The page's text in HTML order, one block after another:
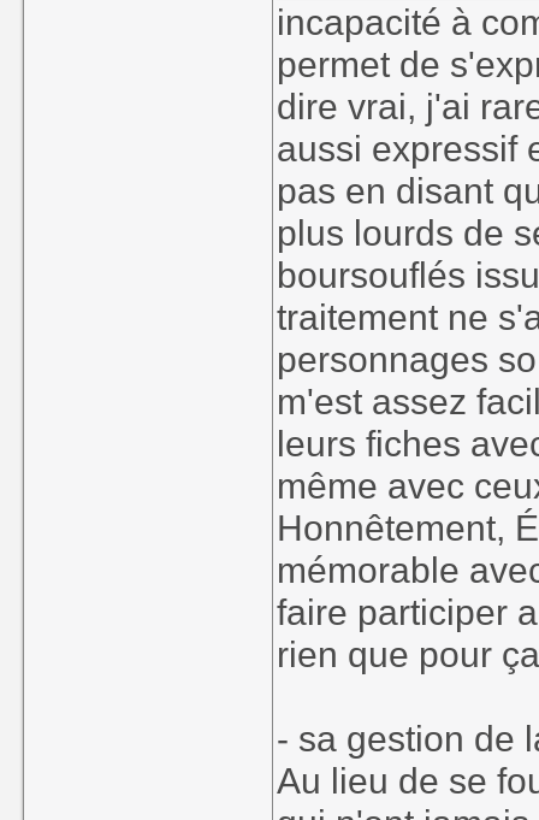
incapacité à
permet de
dire vrai, j'ai
aussi expressif
pas en disant
plus lourds de
boursouflés
traitement ne
personnages
m'est assez
leurs fiches
même avec
Honnêtement,
mémorable
faire participer
rien que pour
- sa gestion de
Au lieu de se